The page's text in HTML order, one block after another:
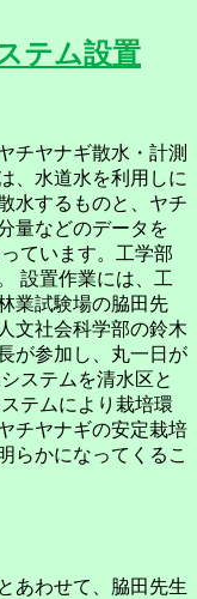
テム設置
チヤナギ散水・計測
、水道水を利用しに
水するものと、ヤチ
量などのデータを
ています。工学部
設置作業には、工
業試験場の脇田先
文社会科学部の鈴木
が参加し、丸一日が
ステムを清水区と
テムにより栽培環
チヤナギの安定栽培
らかになってくるこ
あわせて、脇田先生